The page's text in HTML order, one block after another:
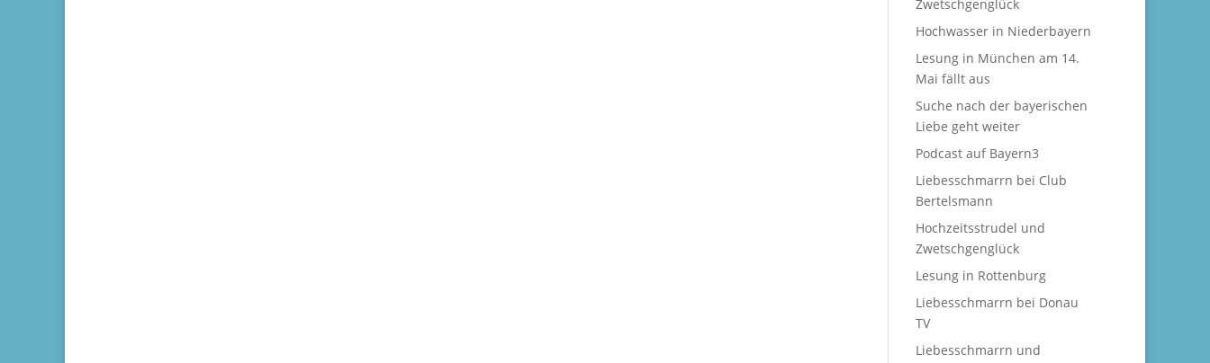
Zwetschgenglück
Hochwasser in Niederbayern
Lesung in München am 14.
Mai fällt aus
Suche nach der bayerischen
Liebe geht weiter
Podcast auf Bayern3
Liebesschmarrn bei Club
Bertelsmann
Hochzeitsstrudel und
Zwetschgenglück
Lesung in Rottenburg
Liebesschmarrn bei Donau
TV
Liebesschmarrn und